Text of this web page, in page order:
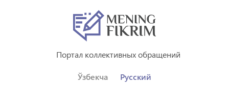
Портал коллективных обращений
Ўзбекча Русский